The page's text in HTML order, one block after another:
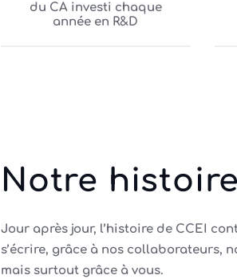
du CA investi chaque
année en R&D
Notre
Jour après jour, l’histoire de CCEI
s’écrire, grâce à nos collaborateurs,
mais surtout grâce à vous.